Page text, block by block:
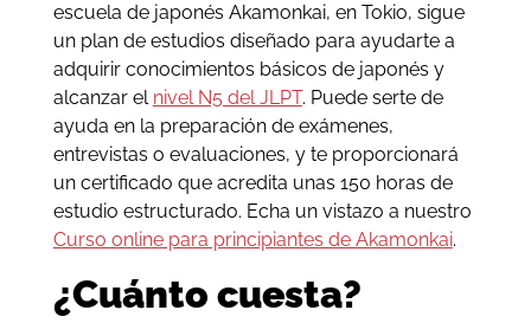
escuela de japonés Akamonkai, en Tokio, sigue
un plan de estudios diseñado para ayudarte a
adquirir conocimientos básicos de japonés y
alcanzar el nivel N5 del JLPT. Puede serte de
ayuda en la preparación de exámenes,
entrevistas o evaluaciones, y te proporcionará
un certificado que acredita unas 150 horas de
estudio estructurado. Echa un vistazo a nuestro
Curso online para principiantes de Akamonkai.
¿Cuánto cuesta?